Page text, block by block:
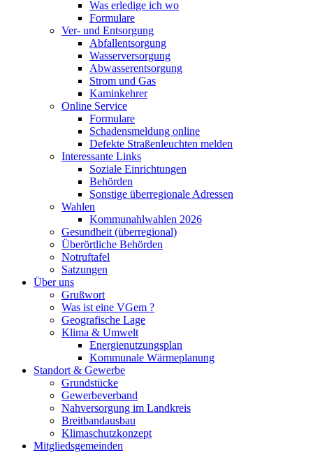
Was erledige ich wo
Formulare
Ver- und Entsorgung
Abfallentsorgung
Wasserversorgung
Abwasserentsorgung
Strom und Gas
Kaminkehrer
Online Service
Formulare
Schadensmeldung online
Defekte Straßenleuchten melden
Interessante Links
Soziale Einrichtungen
Behörden
Sonstige überregionale Adressen
Wahlen
Kommunahlwahlen 2026
Gesundheit (überregional)
Überörtliche Behörden
Notruftafel
Satzungen
Über uns
Grußwort
Was ist eine VGem ?
Geografische Lage
Klima & Umwelt
Energienutzungsplan
Kommunale Wärmeplanung
Standort & Gewerbe
Grundstücke
Gewerbeverband
Nahversorgung im Landkreis
Breitbandausbau
Klimaschutzkonzept
Mitgliedsgemeinden